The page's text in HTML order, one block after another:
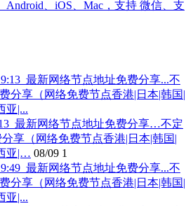
最新网络节点地址免费分享…不定
享（网络免费节点香港|日本|韩国|
亚|… 08/09 1